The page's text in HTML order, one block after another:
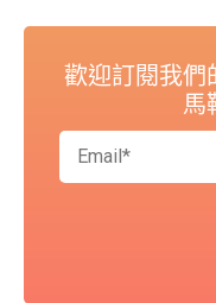
歡迎訂閱我們
馬